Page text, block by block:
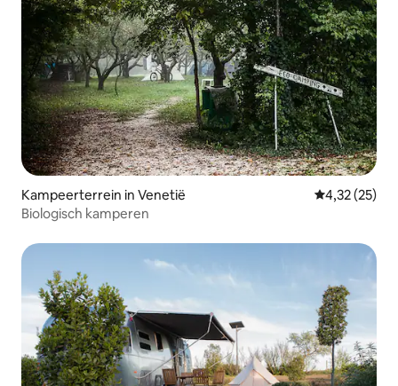
Kampeerterrein in Venetië Gemiddelde
4,32 (25)
Biologisch kamperen